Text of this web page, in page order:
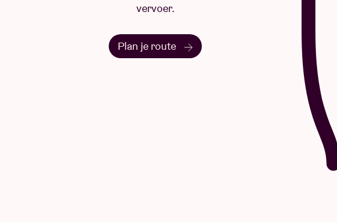
vervoer.
Plan je route